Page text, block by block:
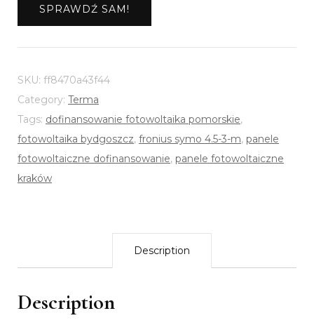
SPRAWDŹ SAM!
SKU: ff8470a43f44
Category: Terma
Tags: dofinansowanie fotowoltaika pomorskie,
fotowoltaika bydgoszcz, fronius symo 4.5-3-m, panele
fotowoltaiczne dofinansowanie, panele fotowoltaiczne
kraków
Description
Description